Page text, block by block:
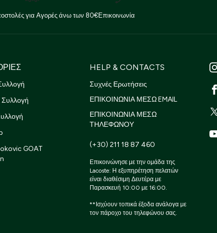
για Αγορές άνω των 80€Επικοινωνία
Συλλογή
GOAT
HELP & CONTACTS
Συχνές Ερωτήσεις
ΕΠΙΚΟΙΝΩΝΙΑ ΜΕΣΩ EMAIL
ΕΠΙΚΟΙΝΩΝΙΑ ΜΕΣΩ
ΤΗΛΕΦΩΝΟΥ
(+30) 211 18 87 460
Επικοινώνησε με την ομάδα της
Lacoste: Η εξυπηρέτηση πελατών
είναι διαθέσιμη Δευτέρα με
Παρασκευή 10:00 με 16:00.
**Ισχύουν τοπικά έξοδα ανάλογα με
τον πάροχο του τηλεφώνου σας.